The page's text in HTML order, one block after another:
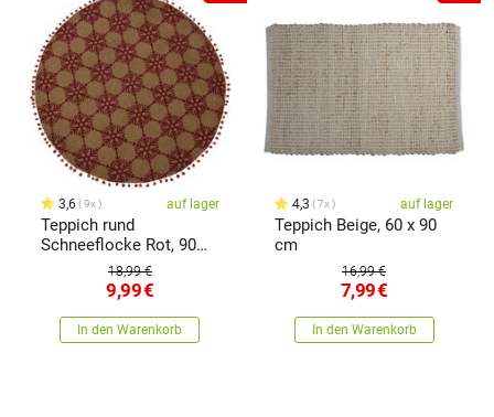
3,6 9x auf lager
Teppich rund
Schneeflocke Rot, 90
18,99 €
9,99€
In den Warenkorb
4,3 7x auf lager
Teppich Beige, 60 x 90
cm
16,99 €
7,99€
In den Warenkorb